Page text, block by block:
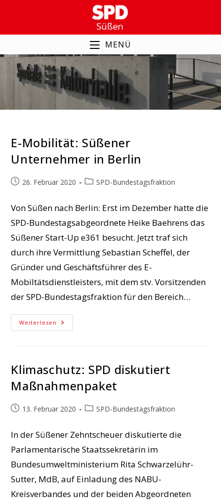
MENÜ
SPD-Bundestagsfraktion
E-Mobilität: Süßener
Unternehmer in Berlin
Beitrag26. Februar 2020
Beitrags-
SPD-Bundestagsfraktion
Von Süßen nach Berlin: Erst im Dezember hatte die
SPD-Bundestagsabgeordnete Heike Baehrens das
Süßener Start-Up e361 besucht. Jetzt traf sich
durch ihre Vermittlung Sebastian Scheffel, der
Gründer und Geschäftsführer des E-
Mobiltätsdienstleisters, mit dem stv. Vorsitzenden
der SPD-Bundestagsfraktion für den Bereich…
Weiterlesen E-
Mobilität:
Klimaschutz: SPD diskutiert
Maßnahmenpaket
Beitrag13. Februar 2020
Beitrags-
SPD-Bundestagsfraktion
In der Süßener Zehntscheuer diskutierte die
Parlamentarische Staatssekretärin im
Bundesumweltministerium Rita Schwarzelühr-
Sutter, MdB, auf Einladung des NABU-
Kreisverbandes und der beiden Abgeordneten